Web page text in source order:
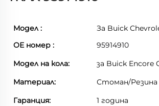
Модел :
За Buick
ОЕ номер :
95914910
Модел на кола:
за Buick Encore
Материал:
Стоман/Резина
Гаранция:
1 година